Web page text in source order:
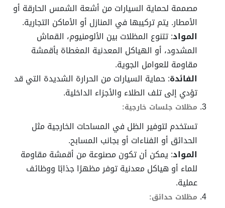
مصممة لحماية السيارات من أشعة الشمس الحارقة أو
الأمطار. يتم تركيبها في المنازل أو الأماكن التجارية.
المواد: تتنوع المظلات بين الألومنيوم، القماش
المشدود، أو الهياكل المعدنية المغطاة بأقمشة
مقاومة للعوامل الجوية.
الفائدة: حماية السيارات من الحرارة الشديدة التي قد
تؤدي إلى تلف الطلاء والأجزاء الداخلية.
مظلات جلسات خارجية:
تستخدم لتوفير الظل في المساحات الخارجية مثل
الحدائق أو الفناءات أو بجانب المسابح.
المواد: يمكن أن تكون مصنوعة من أقمشة مقاومة
للماء أو هياكل معدنية توفر مظهرًا جذابًا ووظائف
عملية.
مظلات حدائق: